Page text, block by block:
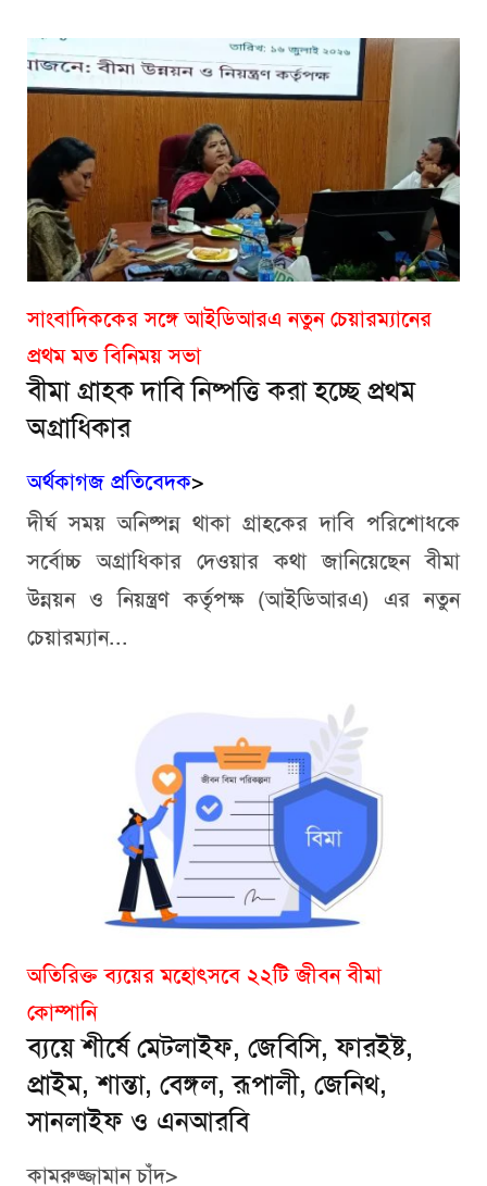
সাংবাদিককের সঙ্গে আইডিআরএ নতুন চেয়ারম্যানের
প্রথম মত বিনিময় সভা
বীমা গ্রাহক দাবি নিষ্পত্তি করা হচ্ছে প্রথম
অগ্রাধিকার
অর্থকাগজ প্রতিবেদক>
দীর্ঘ সময় অনিষ্পন্ন থাকা গ্রাহকের দাবি পরিশোধকে
সর্বোচ্চ অগ্রাধিকার দেওয়ার কথা জানিয়েছেন বীমা
উন্নয়ন ও নিয়ন্ত্রণ কর্তৃপক্ষ (আইডিআরএ) এর নতুন
চেয়ারম্যান...
অতিরিক্ত ব্যয়ের মহোৎসবে ২২টি জীবন বীমা
কোম্পানি
ব্যয়ে শীর্ষে মেটলাইফ, জেবিসি, ফারইষ্ট,
প্রাইম, শান্তা, বেঙ্গল, রূপালী, জেনিথ,
সানলাইফ ও এনআরবি
কামরুজ্জামান চাঁদ>